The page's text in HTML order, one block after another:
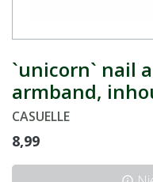
`unicorn` nail
armband,
CASUELLE
8,99